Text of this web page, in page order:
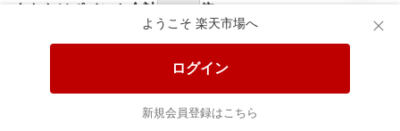
ようこそ 楽天市場へ
ログイン
新規会員登録はこちら
あなたはポイント 合計 倍